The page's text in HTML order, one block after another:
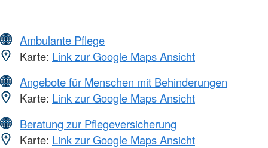
Ambulante Pflege
Karte: Link zur Google Maps Ansicht
Angebote für Menschen mit Behinderungen
Karte: Link zur Google Maps Ansicht
Beratung zur Pflegeversicherung
Karte: Link zur Google Maps Ansicht